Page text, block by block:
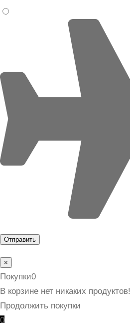
×
Покупки0
В корзине нет никаких продуктов!
Продолжить покупки
0